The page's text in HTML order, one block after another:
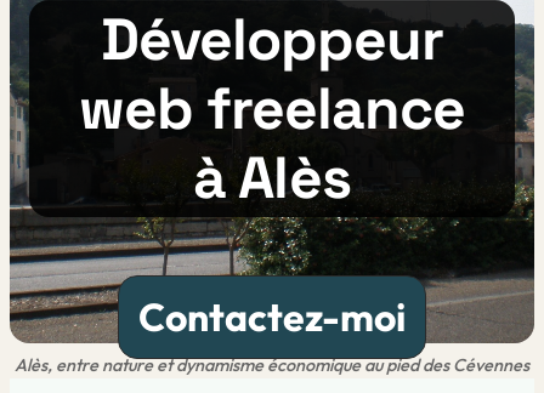
Développeur
web freelance
à Alès
Contactez-moi
Alès, entre nature et dynamisme économique au pied des Cévennes